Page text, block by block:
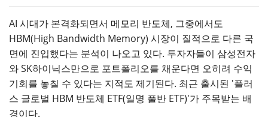
AI 시대가 본격화되면서 메모리 반도체, 그중에서도
HBM(High Bandwidth Memory) 시장이 질적으로 다른 국
면에 진입했다는 분석이 나오고 있다. 투자자들이 삼성전자
와 SK하이닉스만으로 포트폴리오를 채운다면 오히려 수익
기회를 놓칠 수 있다는 지적도 제기된다. 최근 출시된 '플러
스 글로벌 HBM 반도체 ETF(일명 풀반 ETF)'가 주목받는 배
경이다.